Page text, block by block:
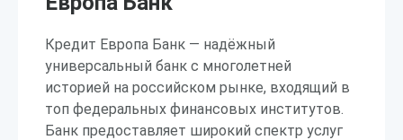
Кредит Европа Банк — надёжный
универсальный банк с многолетней
историей на российском рынке, входящий в
топ федеральных финансовых институтов.
Банк предоставляет широкий спектр услуг